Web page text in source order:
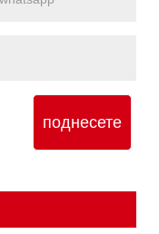
поднесете